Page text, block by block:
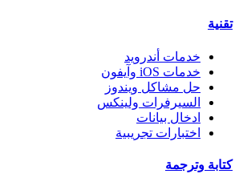
تقنية
خدمات أندرويد
خدمات iOS وآيفون
حل مشاكل ويندوز
السيرفرات ولينكس
ادخال بيانات
اختبارات تجريبية
كتابة وترجمة